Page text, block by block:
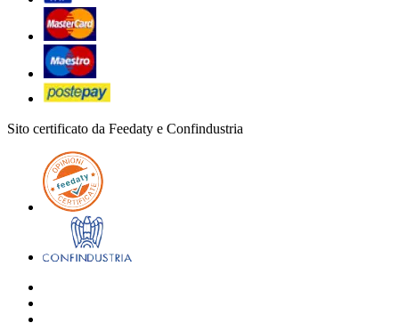
Sito certificato da Feedaty e Confindustria